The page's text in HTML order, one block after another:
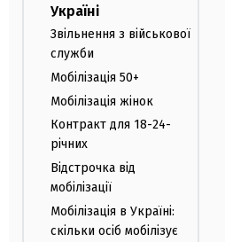
Україні
Звільнення з військової
служби
Мобілізація 50+
Мобілізація жінок
Контракт для 18-24-
річних
Відстрочка від
мобілізації
Мобілізація в Україні:
скільки осіб мобілізує